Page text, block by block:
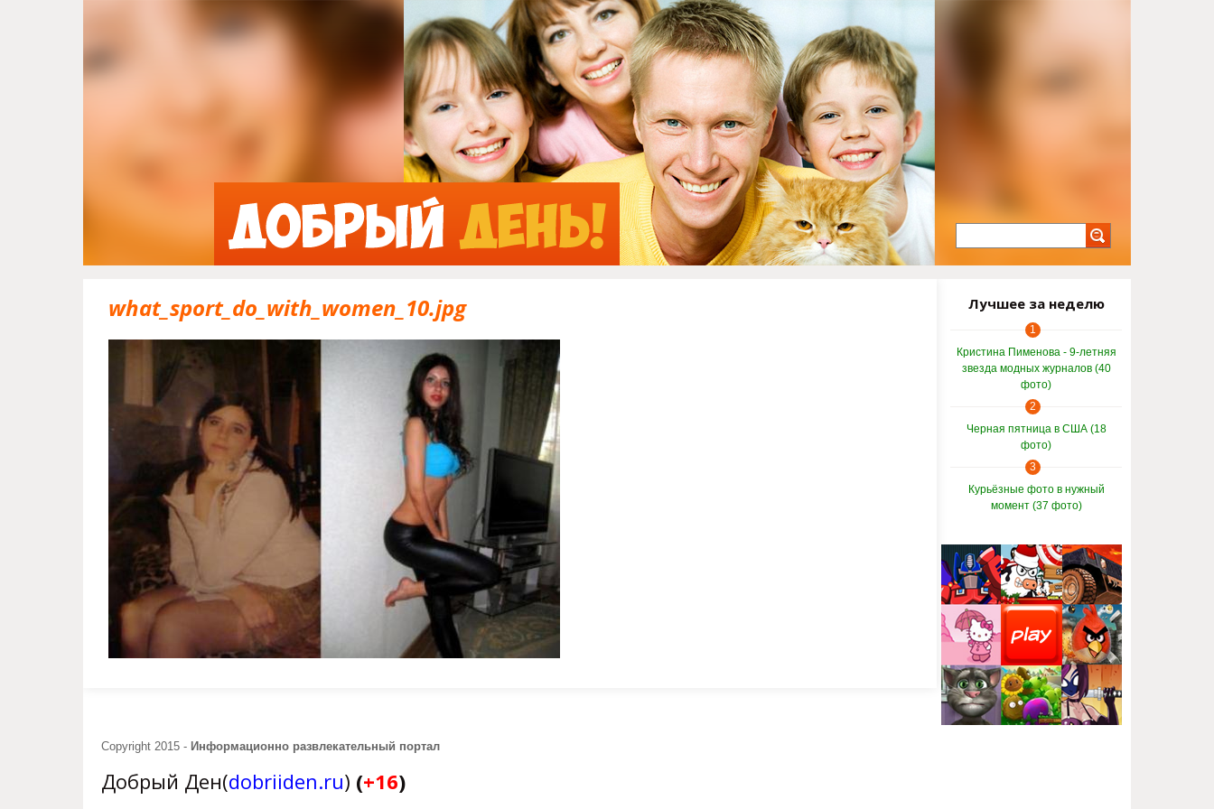
Jump to Navigation
what_sport_do_with_women_10.jpg Лучшее за неделю
1
Кристина Пименова - 9-летняя
звезда модных журналов (40
фото)
2
Черная пятница в США (18
фото)
3
Курьёзные фото в нужный
момент (37 фото)
Copyright 2015 - Информационно развлекательный портал
Добрый Ден(dobriiden.ru) (+16)